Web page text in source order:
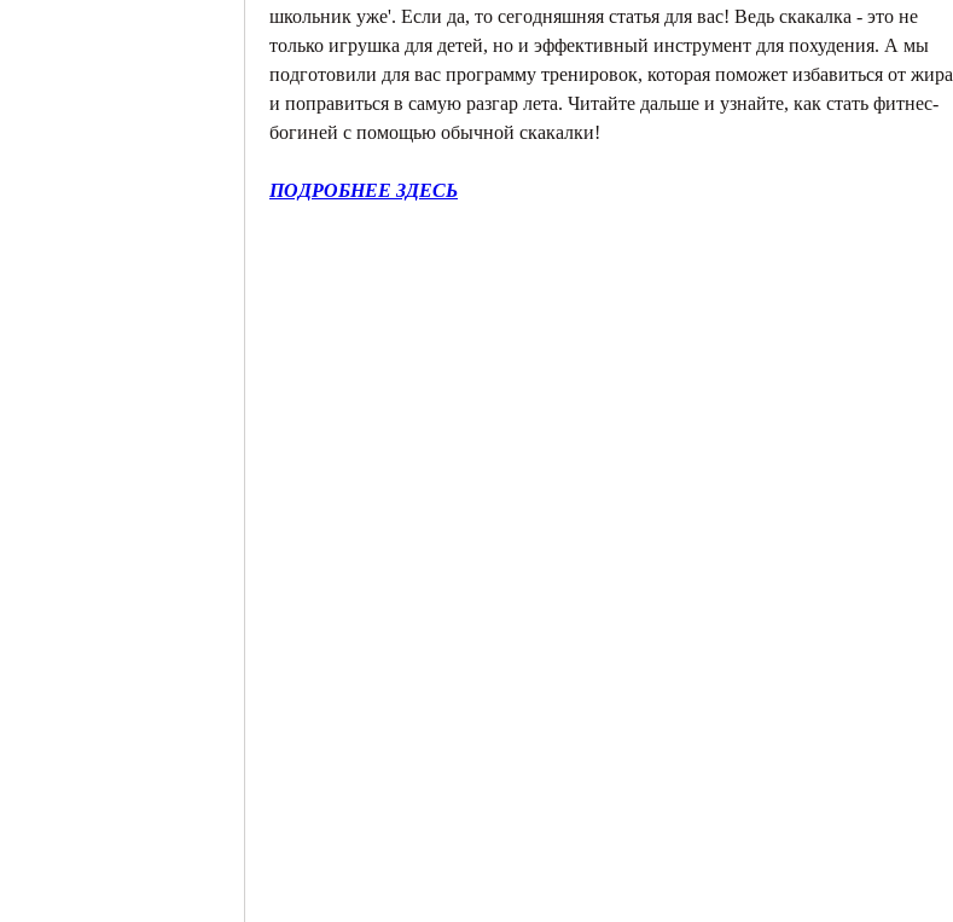
школьник уже'. Если да, то сегодняшняя статья для вас! Ведь скакалка - это не
только игрушка для детей, но и эффективный инструмент для похудения. А мы
подготовили для вас программу тренировок, которая поможет избавиться от жира
и поправиться в самую разгар лета. Читайте дальше и узнайте, как стать фитнес-
богиней с помощью обычной скакалки!
ПОДРОБНЕЕ ЗДЕСЬ